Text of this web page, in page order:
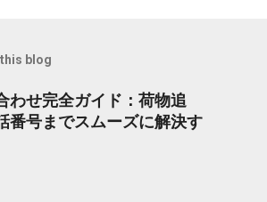
blog
わせ完全ガイド：荷物追
番号までスムーズに解決す